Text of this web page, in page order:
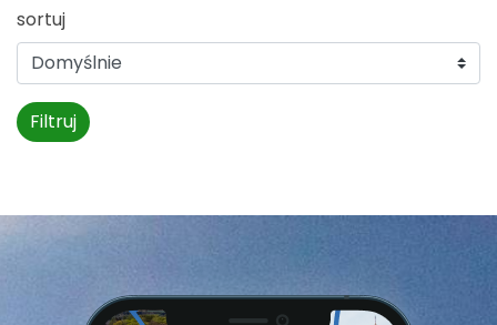
sortuj
Filtruj